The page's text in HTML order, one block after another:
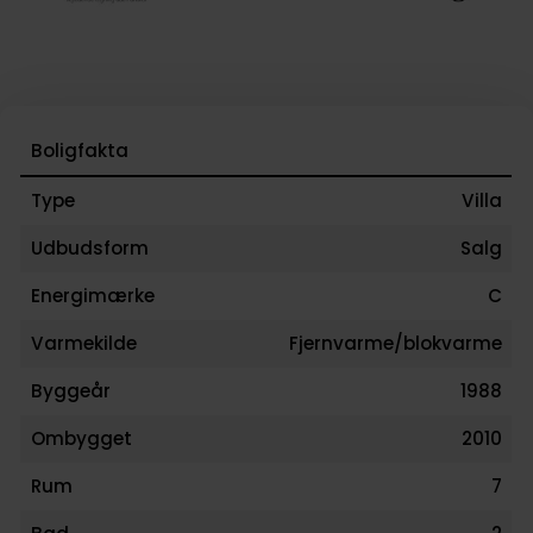
men denne ejendom har allerede fundet sin plads,
energimærket C.
Book en fremvisning.
Boligfakta
Type
Villa
Udbudsform
Salg
Energimærke
C
Varmekilde
Fjernvarme/blokvarme
Byggeår
1988
Ombygget
2010
Rum
7